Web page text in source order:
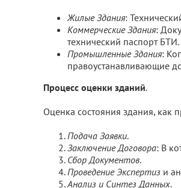
Жилые Здания:
Коммерческие Здания:
технический паспорт БТИ.
Промышленные Здания:
правоустанавливающие
Процесс оценки зданий.
Оценка состояния здания, как
Подача Заявки.
Заключение Договора: В
Сбор Документов.
Проведение Экспертиз и
Анализ и Синтез Данных.